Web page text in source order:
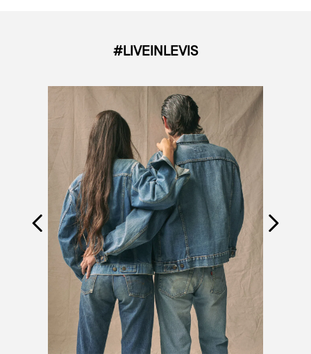
#LIVEINLEVIS